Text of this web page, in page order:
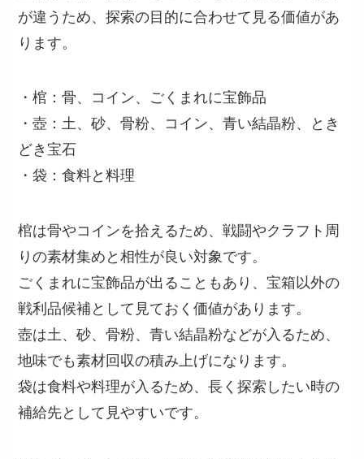
が違うため、探索の目的に合わせて見る価値があ
ります。
・棺：骨、コイン、ごくまれに宝飾品
・壺：土、砂、骨粉、コイン、青い結晶粉、とき
どき宝石
・袋：食料と料理
棺は骨やコインを拾えるため、戦闘やクラフト周
りの素材集めと相性が良い対象です。
ごくまれに宝飾品が出ることもあり、宝箱以外の
戦利品候補として見ておく価値があります。
壺は土、砂、骨粉、青い結晶粉などが入るため、
地味でも素材回収の積み上げになります。
袋は食料や料理が入るため、長く探索したい時の
補給先として見やすいです。